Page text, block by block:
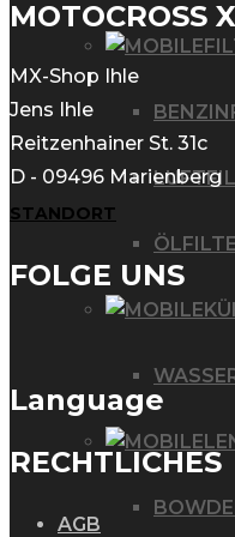
MOTOCROSS
MX-Shop Ihle
Jens Ihle
Reitzenhainer St. 31c
D - 09496 Marienberg
STANDORT
FOLGE UNS
Language
RECHTLICHES
AGB